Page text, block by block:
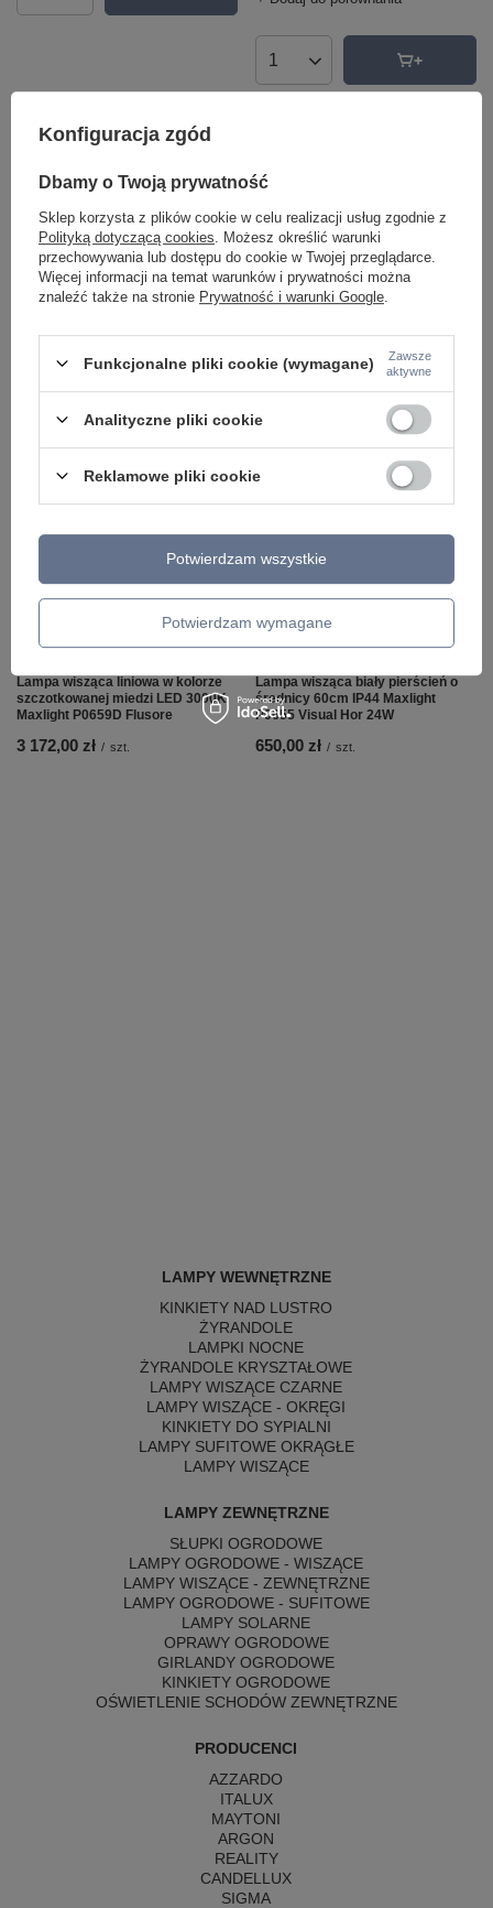
Ilość produktów
Polecamy
P0660D Flusore
3 172,00 zł / szt.
średnicy 80cm IP44 Maxlight
P0657 Visual Hor 30W
750,00 zł / szt.
Lampa wisząca liniowa w kolorze
szczotkowanej miedzi LED 3000K
Maxlight P0659D Flusore
3 172,00 zł / szt.
Lampa wisząca biały pierścień o
średnicy 60cm IP44 Maxlight
P0655 Visual Hor 24W
650,00 zł / szt.
LAMPY WEWNĘTRZNE
KINKIETY NAD LUSTRO
ŻYRANDOLE
LAMPKI NOCNE
ŻYRANDOLE KRYSZTAŁOWE
LAMPY WISZĄCE CZARNE
LAMPY WISZĄCE - OKRĘGI
KINKIETY DO SYPIALNI
LAMPY SUFITOWE OKRĄGŁE
LAMPY WISZĄCE
LAMPY ZEWNĘTRZNE
SŁUPKI OGRODOWE
LAMPY OGRODOWE - WISZĄCE
LAMPY WISZĄCE - ZEWNĘTRZNE
LAMPY OGRODOWE - SUFITOWE
LAMPY SOLARNE
OPRAWY OGRODOWE
GIRLANDY OGRODOWE
KINKIETY OGRODOWE
OŚWIETLENIE SCHODÓW ZEWNĘTRZNE
PRODUCENCI
AZZARDO
ITALUX
MAYTONI
ARGON
REALITY
CANDELLUX
SIGMA
Konfiguracja zgód
Dbamy o Twoją prywatność
Sklep korzysta z plików cookie w celu realizacji usług zgodnie z
Polityką dotyczącą cookies . Możesz określić warunki
przechowywania lub dostępu do cookie w Twojej przeglądarce.
Więcej informacji na temat warunków i prywatności można
znaleźć także na stronie Prywatność i warunki Google
Funkcjonalne pliki cookie (wymagane)
Zawsze
aktywne
Analityczne pliki cookie
Reklamowe pliki cookie
Potwierdzam wymagane
Potwierdzam wszystkie